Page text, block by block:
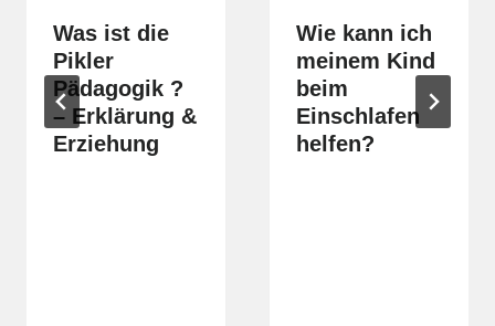
Was ist die
Pikler
Pädagogik ?
– Erklärung &
Erziehung
Wie kann ich
meinem Kind
beim
Einschlafen
helfen?